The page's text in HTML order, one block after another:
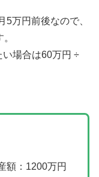
万円前後なので、
場合は60万円 ÷
額：1200万円